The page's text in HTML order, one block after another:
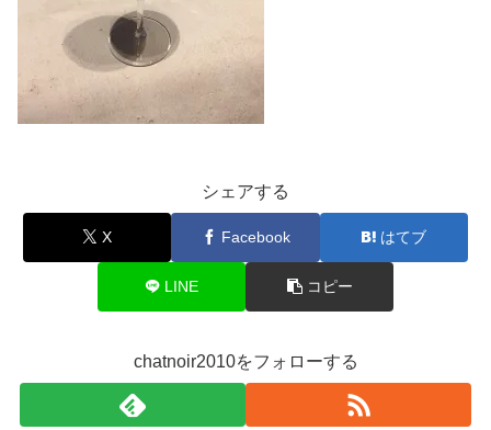
シェアする
X Facebook はてブ
LINE コピー
chatnoir2010をフォローする